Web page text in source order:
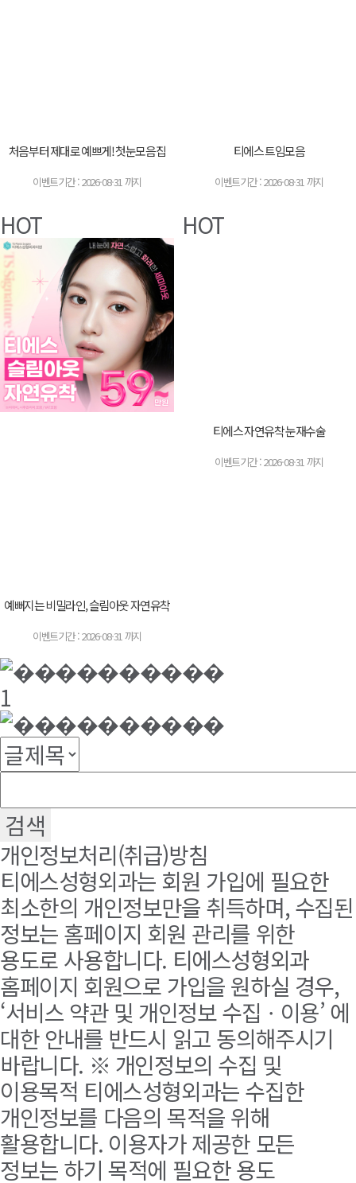
처음부터 제대로 예쁘게! 첫눈모음집
이벤트기간 : 2026-08-31 까지
티에스 트임모음
이벤트기간 : 2026-08-31 까지
HOT
예뻐지는 비밀라인, 슬림아웃 자연유착
이벤트기간 : 2026-08-31 까지
HOT
티에스 자연유착 눈재수술
이벤트기간 : 2026-08-31 까지
1
개인정보처리(취급)방침
티에스성형외과는 회원 가입에 필요한
최소한의 개인정보만을 취득하며, 수집된
정보는 홈페이지 회원 관리를 위한
용도로 사용합니다. 티에스성형외과
홈페이지 회원으로 가입을 원하실 경우,
‘서비스 약관 및 개인정보 수집ㆍ이용’ 에
대한 안내를 반드시 읽고 동의해주시기
바랍니다. ※ 개인정보의 수집 및
이용목적 티에스성형외과는 수집한
개인정보를 다음의 목적을 위해
활용합니다. 이용자가 제공한 모든
정보는 하기 목적에 필요한 용도